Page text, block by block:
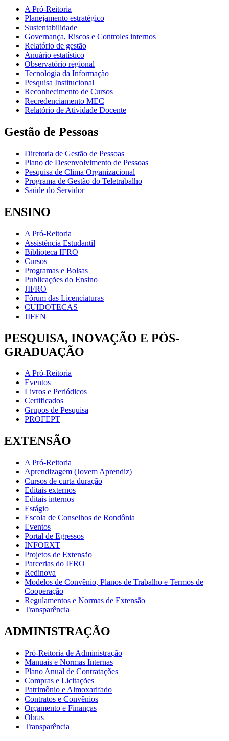
A Pró-Reitoria
Planejamento estratégico
Sustentabilidade
Governança, Riscos e Controles internos
Relatório de gestão
Anuário estatístico
Observatório regional
Tecnologia da Informação
Pesquisa Institucional
Reconhecimento de Cursos
Recredenciamento MEC
Relatório de Atividade Docente
Gestão de Pessoas
Diretoria de Gestão de Pessoas
Plano de Desenvolvimento de Pessoas
Pesquisa de Clima Organizacional
Programa de Gestão do Teletrabalho
Saúde do Servidor
ENSINO
A Pró-Reitoria
Assistência Estudantil
Biblioteca IFRO
Cursos
Programas e Bolsas
Publicações do Ensino
JIFRO
Fórum das Licenciaturas
CUIDOTECAS
JIFEN
PESQUISA, INOVAÇÃO E PÓS-
GRADUAÇÃO
A Pró-Reitoria
Eventos
Livros e Periódicos
Certificados
Grupos de Pesquisa
PROFEPT
EXTENSÃO
A Pró-Reitoria
Aprendizagem (Jovem Aprendiz)
Cursos de curta duração
Editais externos
Editais internos
Estágio
Escola de Conselhos de Rondônia
Eventos
Portal de Egressos
INFOEXT
Projetos de Extensão
Parcerias do IFRO
Redinova
Modelos de Convênio, Planos de Trabalho e Termos de
Cooperação
Regulamentos e Normas de Extensão
Transparência
ADMINISTRAÇÃO
Pró-Reitoria de Administração
Manuais e Normas Internas
Plano Anual de Contratações
Compras e Licitações
Patrimônio e Almoxarifado
Contratos e Convênios
Orçamento e Finanças
Obras
Transparência